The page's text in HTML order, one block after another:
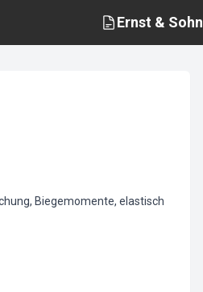
Ernst & Sohn
Biegemomente, elastisch